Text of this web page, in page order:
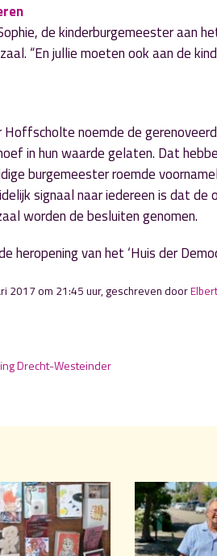
de kinderburgemeester aan
“En jullie moeten ook aan de
noemde de
in hun waarde gelaten. Dat
burgemeester roemde
signaal naar iedereen is dat
worden de besluiten genomen.
heropening van het ‘Huis der
2017 om 21:45 uur, geschreven door
Drecht-Westeinder